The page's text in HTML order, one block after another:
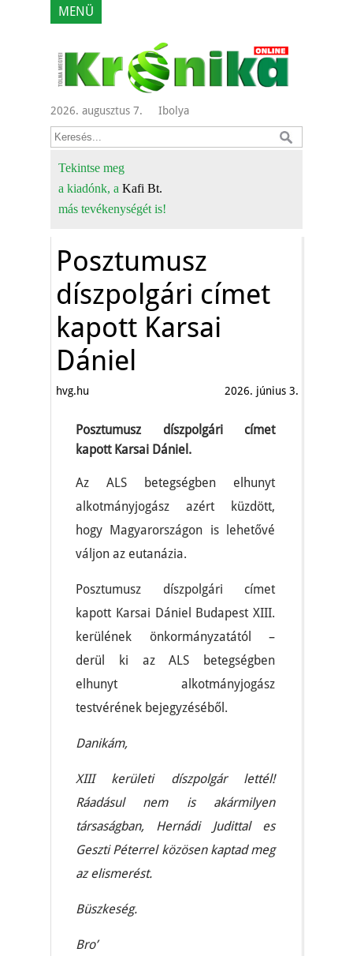
MENÜ
2026. augusztus 7. Ibolya
Tekintse meg
a kiadónk, a Kafi Bt.
más tevékenységét is!
Posztumusz
díszpolgári címet
kapott Karsai
Dániel
hvg.hu 2026. június 3.
Posztumusz díszpolgári címet
kapott Karsai Dániel.
Az ALS betegségben elhunyt
alkotmányjogász azért küzdött,
hogy Magyarországon is lehetővé
váljon az eutanázia.
Posztumusz díszpolgári címet
kapott Karsai Dániel Budapest XIII.
kerülének önkormányzatától –
derül ki az ALS betegségben
elhunyt alkotmányjogász
testvérének bejegyzéséből.
Danikám,
XIII kerületi díszpolgár lettél!
Ráadásul nem is akármilyen
társaságban, Hernádi Judittal es
Geszti Péterrel közösen kaptad meg
az elismerést.
Büszkeség.
Bro’